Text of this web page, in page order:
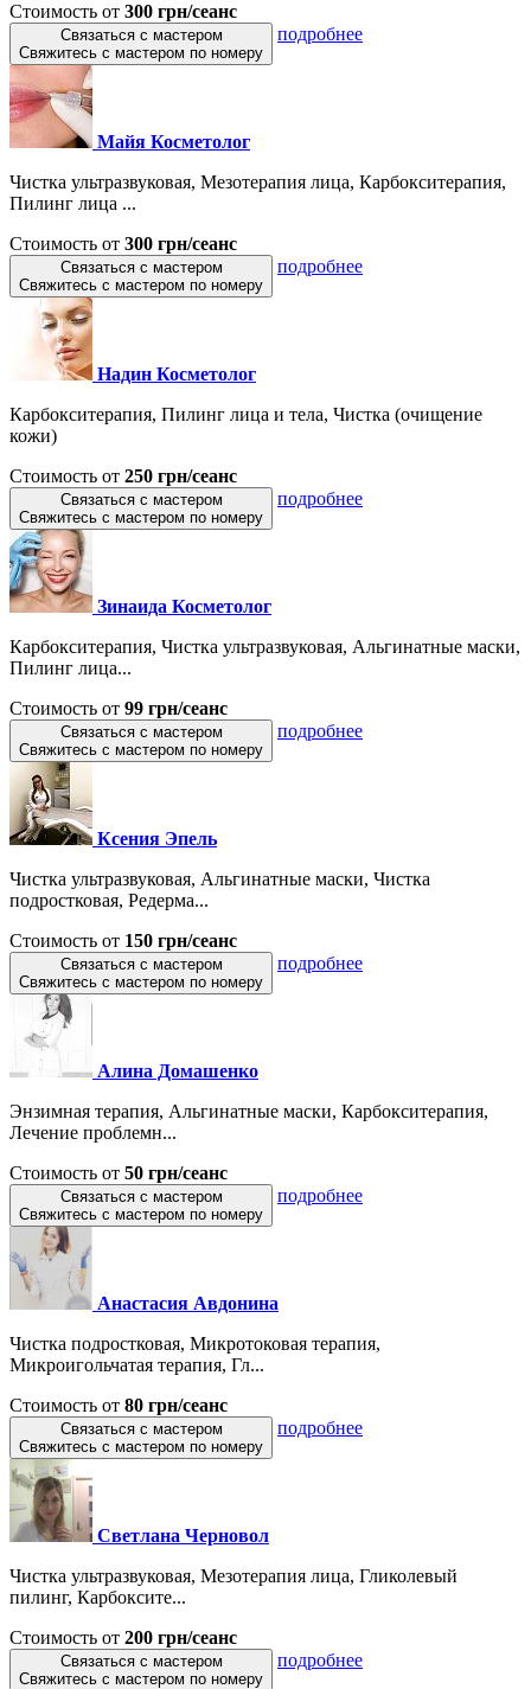
Стоимость от 300 грн/сеанс
Связаться с мастером
Свяжитесь с мастером по номеру
подробнее
Майя Косметолог
Чистка ультразвуковая, Мезотерапия лица, Карбокситерапия,
Пилинг лица ...
Стоимость от 300 грн/сеанс
Связаться с мастером
Свяжитесь с мастером по номеру
подробнее
Надин Косметолог
Карбокситерапия, Пилинг лица и тела, Чистка (очищение
кожи)
Стоимость от 250 грн/сеанс
Связаться с мастером
Свяжитесь с мастером по номеру
подробнее
Зинаида Косметолог
Карбокситерапия, Чистка ультразвуковая, Альгинатные маски,
Пилинг лица...
Стоимость от 99 грн/сеанс
Связаться с мастером
Свяжитесь с мастером по номеру
подробнее
Ксения Эпель
Чистка ультразвуковая, Альгинатные маски, Чистка
подростковая, Редерма...
Стоимость от 150 грн/сеанс
Связаться с мастером
Свяжитесь с мастером по номеру
подробнее
Алина Домашенко
Энзимная терапия, Альгинатные маски, Карбокситерапия,
Лечение проблемн...
Стоимость от 50 грн/сеанс
Связаться с мастером
Свяжитесь с мастером по номеру
подробнее
Анастасия Авдонина
Чистка подростковая, Микротоковая терапия,
Микроигольчатая терапия, Гл...
Стоимость от 80 грн/сеанс
Связаться с мастером
Свяжитесь с мастером по номеру
подробнее
Светлана Черновол
Чистка ультразвуковая, Мезотерапия лица, Гликолевый
пилинг, Карбоксите...
Стоимость от 200 грн/сеанс
Связаться с мастером
Свяжитесь с мастером по номеру
подробнее